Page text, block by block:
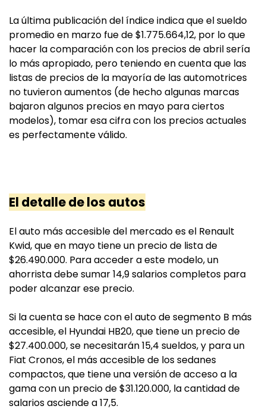
La última publicación del índice indica que el sueldo
promedio en marzo fue de $1.775.664,12, por lo que
hacer la comparación con los precios de abril sería
lo más apropiado, pero teniendo en cuenta que las
listas de precios de la mayoría de las automotrices
no tuvieron aumentos (de hecho algunas marcas
bajaron algunos precios en mayo para ciertos
modelos), tomar esa cifra con los precios actuales
es perfectamente válido.
El detalle de los autos
El auto más accesible del mercado es el Renault
Kwid, que en mayo tiene un precio de lista de
$26.490.000. Para acceder a este modelo, un
ahorrista debe sumar 14,9 salarios completos para
poder alcanzar ese precio.
Si la cuenta se hace con el auto de segmento B más
accesible, el Hyundai HB20, que tiene un precio de
$27.400.000, se necesitarán 15,4 sueldos, y para un
Fiat Cronos, el más accesible de los sedanes
compactos, que tiene una versión de acceso a la
gama con un precio de $31.120.000, la cantidad de
salarios asciende a 17,5.